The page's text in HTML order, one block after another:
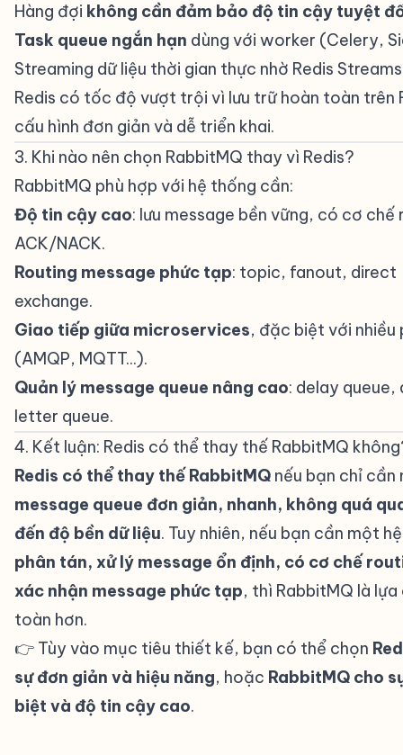
Hàng đợi không cần đảm bảo độ tin cậy tuyệt
Task queue ngắn hạn dùng với worker (Celery,
Streaming dữ liệu thời gian thực nhờ Redis
Redis có tốc độ vượt trội vì lưu trữ hoàn toàn trên
cấu hình đơn giản và dễ triển khai.
3. Khi nào nên chọn RabbitMQ thay vì Redis?
RabbitMQ phù hợp với hệ thống cần:
Độ tin cậy cao: lưu message bền vững, có cơ chế
ACK/NACK.
Routing message phức tạp: topic, fanout, direct
exchange.
Giao tiếp giữa microservices, đặc biệt với
(AMQP, MQTT...).
Quản lý message queue nâng cao: delay
letter queue.
4. Kết luận: Redis có thể thay thế RabbitMQ
Redis có thể thay thế RabbitMQ nếu bạn chỉ cần
message queue đơn giản, nhanh, không quá
đến độ bền dữ liệu. Tuy nhiên, nếu bạn cần một
phân tán, xử lý message ổn định, có cơ chế
xác nhận message phức tạp, thì RabbitMQ là lựa
toàn hơn.
👉 Tùy vào mục tiêu thiết kế, bạn có thể chọn
sự đơn giản và hiệu năng, hoặc RabbitMQ cho
biệt và độ tin cậy cao.